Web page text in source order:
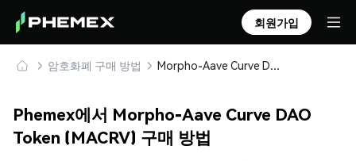
회원가입
암호화폐 구매 방법 Morpho-Aave Curve DAO Token (MACRV) 안전하게 구매 및 보관
Phemex에서 Morpho-Aave Curve DAO
Token (MACRV) 구매 방법